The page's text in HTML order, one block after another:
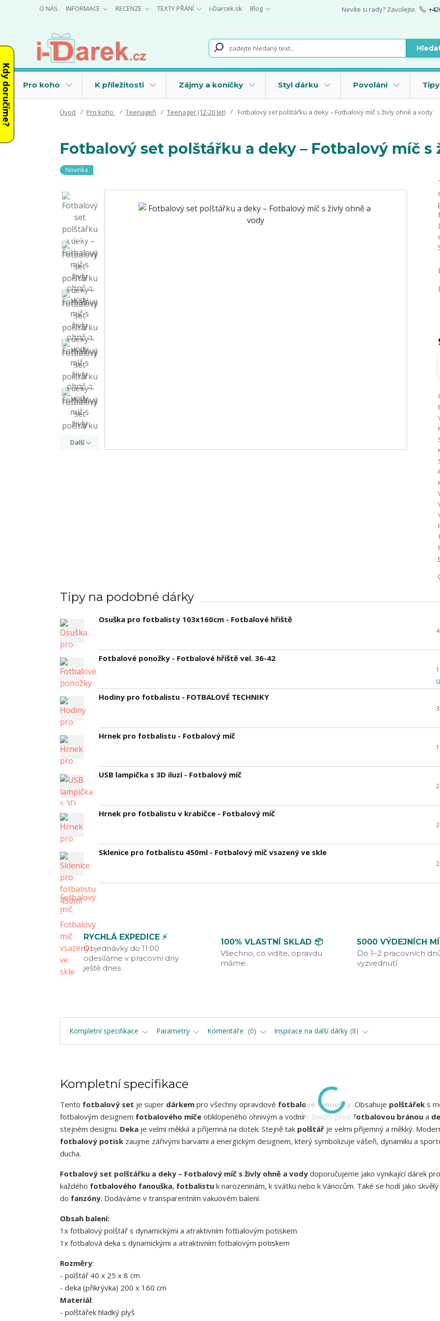
O NÁS INFORMACE RECENZE TEXTY PŘÁNÍ i-Darcek.sk Blog Nevíte si rady? Zavolejte.
Pro koho K příležitosti Zájmy a koníčky Styl dárku Povolání
Úvod Pro koho Teenageři Teenager (12-20 let) Fotbalový set polštářku a deky – Fotbalový míč s živly ohně a vody
Fotbalový set polštářku a deky – Fotbalový míč s
Novinka
Další
Tipy na podobné dárky
Osuška pro fotbalisty 103x160cm - Fotbalové hřiště
Fotbalové ponožky - Fotbalové hřiště vel. 36-42
Hodiny pro fotbalistu - FOTBALOVÉ TECHNIKY
Hrnek pro fotbalistu - Fotbalový míč
USB lampička s 3D iluzí - Fotbalový míč
Hrnek pro fotbalistu v krabičce - Fotbalový míč
Sklenice pro fotbalistu 450ml - Fotbalový míč vsazený ve skle
RYCHLÁ EXPEDICE ⚡
Objednávky do 11:00
odesíláme v pracovní dny
ještě dnes
100% VLASTNÍ SKLAD 📦
Všechno, co vidíte, opravdu
máme
5000 VÝDEJNÍCH
Do 1–2 pracovních
vyzvednutí
Kompletní specifikace Parametry Komentáře 0 Inspirace na další dárky 8
Kompletní specifikace
Tento fotbalový set je super dárkem pro všechny opravdové fotbalové fanoušky. Obsahuje polštářek s
fotbalovým designem fotbalového míče obklopeného ohnivým a vodním živlem před fotbalovou bránou a
stejném designu. Deka je velmi měkká a příjemná na dotek. Stejně tak polštář je velmi příjemný a měkký.
fotbalový potisk zaujme zářivými barvami a energickým designem, který symbolizuje vášeň, dynamiku a
ducha.
Fotbalový set polštářku a deky – Fotbalový míč s živly ohně a vody doporučujeme jako vynikající dárek pro
každého fotbalového fanouška, fotbalistu k narozeninám, k svátku nebo k Vánocům. Také se hodí jako
do fanzóny. Dodáváme v transparentním vakuovém balení.
Obsah balení:
1x fotbalový polštář s dynamickými a atraktivním fotbalovým potiskem
1x fotbalová deka s dynamickými a atraktivním fotbalovým potiskem
Rozměry:
- polštář 40 x 25 x 8 cm
- deka (přikrývka) 200 x 160 cm
Materiál:
- polštářek hladký plyš
Kdy doručíme?